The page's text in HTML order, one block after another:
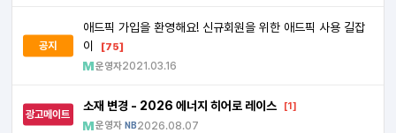
공지
애드픽 가입을 환영해요! 신규회원을 위한 애드픽 사용 길잡
이
[75]
운영자2021.03.16
광고메이트
소재 변경 - 2026 에너지 히어로 레이스
[1]
운영자 NB2026.08.07